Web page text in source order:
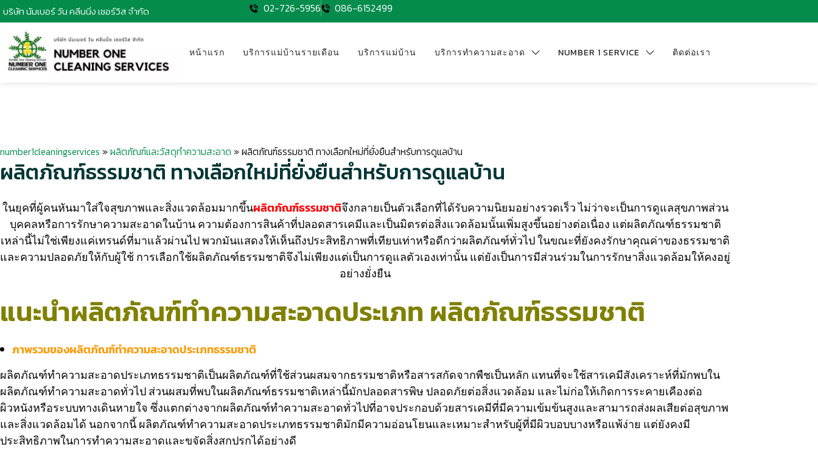
บริษัท นัมเบอร์ วัน คลีนนิ่ง เซอร์วิส จำกัด 02-726-5956 086-6152499
หน้าแรก บริการแม่บ้านรายเดือน บริการแม่บ้าน บริการทำความสะอาด NUMBER 1 SERVICE ติดต่อเรา
number1cleaningservices »ผลิตภัณฑ์และวัสดุทำความสะอาด »ผลิตภัณฑ์ธรรมชาติ ทางเลือกใหม่ที่ยั่งยืนสำหรับการดูแลบ้าน
ผลิตภัณฑ์ธรรมชาติ ทางเลือกใหม่ที่ยั่งยืนสำหรับการดูแลบ้าน
ในยุคที่ผู้คนหันมาใส่ใจสุขภาพและสิ่งแวดล้อมมากขึ้นผลิตภัณฑ์ธรรมชาติจึงกลายเป็นตัวเลือกที่ได้รับความนิยมอย่างรวดเร็ว ไม่ว่าจะเป็นการดูแลสุขภาพส่วน
บุคคลหรือการรักษาความสะอาดในบ้าน ความต้องการสินค้าที่ปลอดสารเคมีและเป็นมิตรต่อสิ่งแวดล้อมนั้นเพิ่มสูงขึ้นอย่างต่อเนื่อง แต่ผลิตภัณฑ์ธรรมชาติ
เหล่านี้ไม่ใช่เพียงแค่เทรนด์ที่มาแล้วผ่านไป พวกมันแสดงให้เห็นถึงประสิทธิภาพที่เทียบเท่าหรือดีกว่าผลิตภัณฑ์ทั่วไป ในขณะที่ยังคงรักษาคุณค่าของธรรมชาติ
และความปลอดภัยให้กับผู้ใช้ การเลือกใช้ผลิตภัณฑ์ธรรมชาติจึงไม่เพียงแต่เป็นการดูแลตัวเองเท่านั้น แต่ยังเป็นการมีส่วนร่วมในการรักษาสิ่งแวดล้อมให้คงอยู่
อย่างยั่งยืน
แนะนำผลิตภัณฑ์ทำความสะอาดประเภท ผลิตภัณฑ์ธรรมชาติ
ภาพรวมของผลิตภัณฑ์ทำความสะอาดประเภทธรรมชาติ
ผลิตภัณฑ์ทำความสะอาดประเภทธรรมชาติเป็นผลิตภัณฑ์ที่ใช้ส่วนผสมจากธรรมชาติหรือสารสกัดจากพืชเป็นหลัก แทนที่จะใช้สารเคมีสังเคราะห์ที่มักพบใน
ผลิตภัณฑ์ทำความสะอาดทั่วไป ส่วนผสมที่พบในผลิตภัณฑ์ธรรมชาติเหล่านี้มักปลอดสารพิษ ปลอดภัยต่อสิ่งแวดล้อม และไม่ก่อให้เกิดการระคายเคืองต่อ
ผิวหนังหรือระบบทางเดินหายใจ ซึ่งแตกต่างจากผลิตภัณฑ์ทำความสะอาดทั่วไปที่อาจประกอบด้วยสารเคมีที่มีความเข้มข้นสูงและสามารถส่งผลเสียต่อสุขภาพ
และสิ่งแวดล้อมได้ นอกจากนี้ ผลิตภัณฑ์ทำความสะอาดประเภทธรรมชาติมักมีความอ่อนโยนและเหมาะสำหรับผู้ที่มีผิวบอบบางหรือแพ้ง่าย แต่ยังคงมี
ประสิทธิภาพในการทำความสะอาดและขจัดสิ่งสกปรกได้อย่างดี